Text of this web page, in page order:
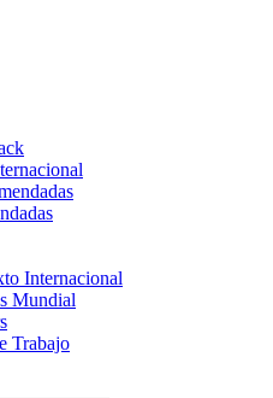
Internacional
Mundial
Trabajo